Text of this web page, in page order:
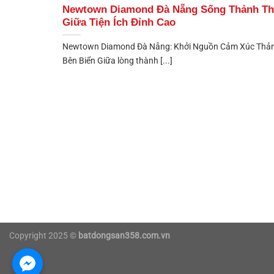
Newtown Diamond Đà Nẵng Sống Thảnh
Giữa Tiện Ích Đỉnh Cao
Newtown Diamond Đà Nẵng: Khởi Nguồn Cảm Xúc
Bên Biển Giữa lòng thành [...]
Copyright 2025 © batdongsan358.com.vn